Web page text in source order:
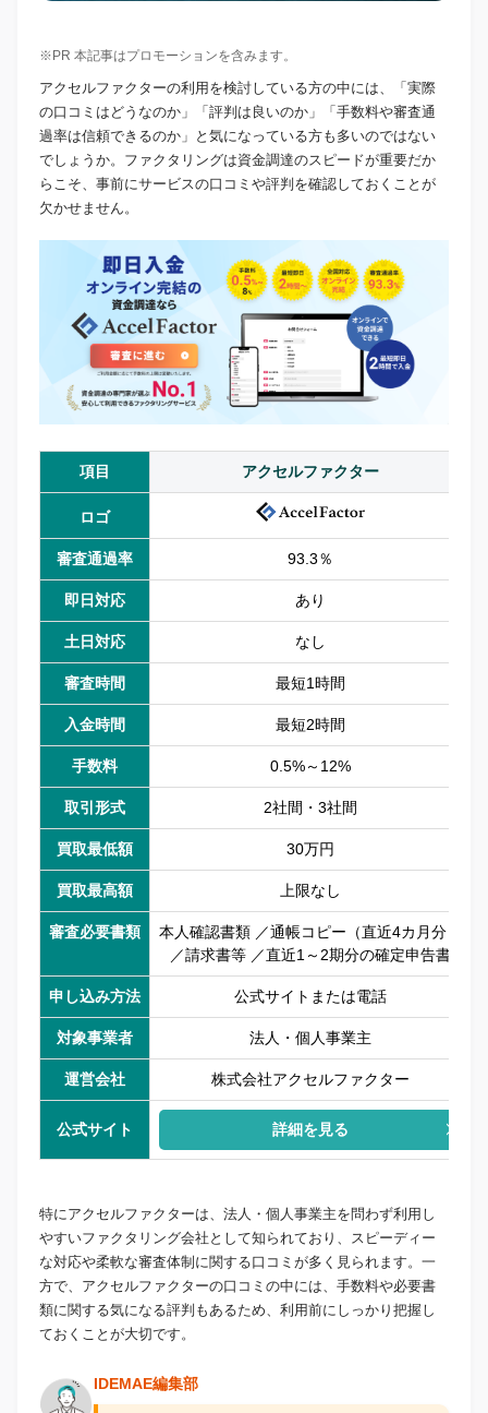
※PR 本記事はプロモーションを含みます。
アクセルファクターの利用を検討している方の中には、「実際
の口コミはどうなのか」「評判は良いのか」「手数料や審査通
過率は信頼できるのか」と気になっている方も多いのではない
でしょうか。ファクタリングは資金調達のスピードが重要だか
らこそ、事前にサービスの口コミや評判を確認しておくことが
欠かせません。
項目 アクセルファクター
ロゴ
審査通過率 93.3％
即日対応 あり
土日対応 なし
審査時間 最短1時間
入金時間 最短2時間
手数料 0.5%～12%
取引形式 2社間・3社間
買取最低額 30万円
買取最高額 上限なし
審査必要書類
本人確認書類 ／通帳コピー（直近4カ月分）
／請求書等 ／直近1～2期分の確定申告書
申し込み方法 公式サイトまたは電話
対象事業者 法人・個人事業主
運営会社 株式会社アクセルファクター
公式サイト 詳細を見る
特にアクセルファクターは、法人・個人事業主を問わず利用し
やすいファクタリング会社として知られており、スピーディー
な対応や柔軟な審査体制に関する口コミが多く見られます。一
方で、アクセルファクターの口コミの中には、手数料や必要書
類に関する気になる評判もあるため、利用前にしっかり把握し
ておくことが大切です。
IDEMAE編集部